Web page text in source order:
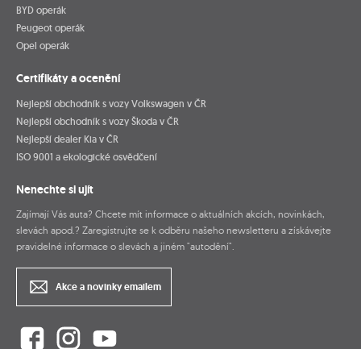
BYD operák
Peugeot operák
Opel operák
Certifikáty a ocenění
Nejlepší obchodník s vozy Volkswagen v ČR
Nejlepší obchodník s vozy Škoda v ČR
Nejlepší dealer Kia v ČR
ISO 9001 a ekologické osvědčení
Nenechte si ujít
Zajímají Vás auta? Chcete mít informace o aktuálních akcích, novinkách,
slevách apod.? Zaregistrujte se k odběru našeho newsletteru a získávejte
pravidelné informace o slevách a jiném "autodění".
Akce a novinky emailem